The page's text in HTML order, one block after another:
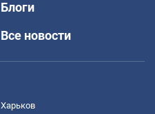
Блоги
Все новости
Харьков